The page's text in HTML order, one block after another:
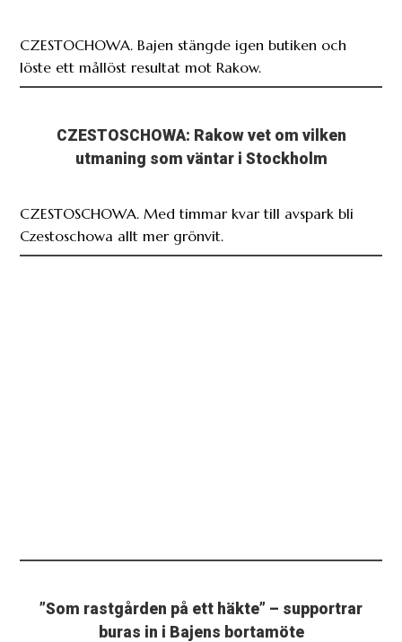
CZESTOCHOWA. Bajen stängde igen butiken och
löste ett mållöst resultat mot Rakow.
CZESTOSCHOWA: Rakow vet om vilken
utmaning som väntar i Stockholm
CZESTOSCHOWA. Med timmar kvar till avspark bli
Czestoschowa allt mer grönvit.
”Som rastgården på ett häkte” – supportrar
buras in i Bajens bortamöte